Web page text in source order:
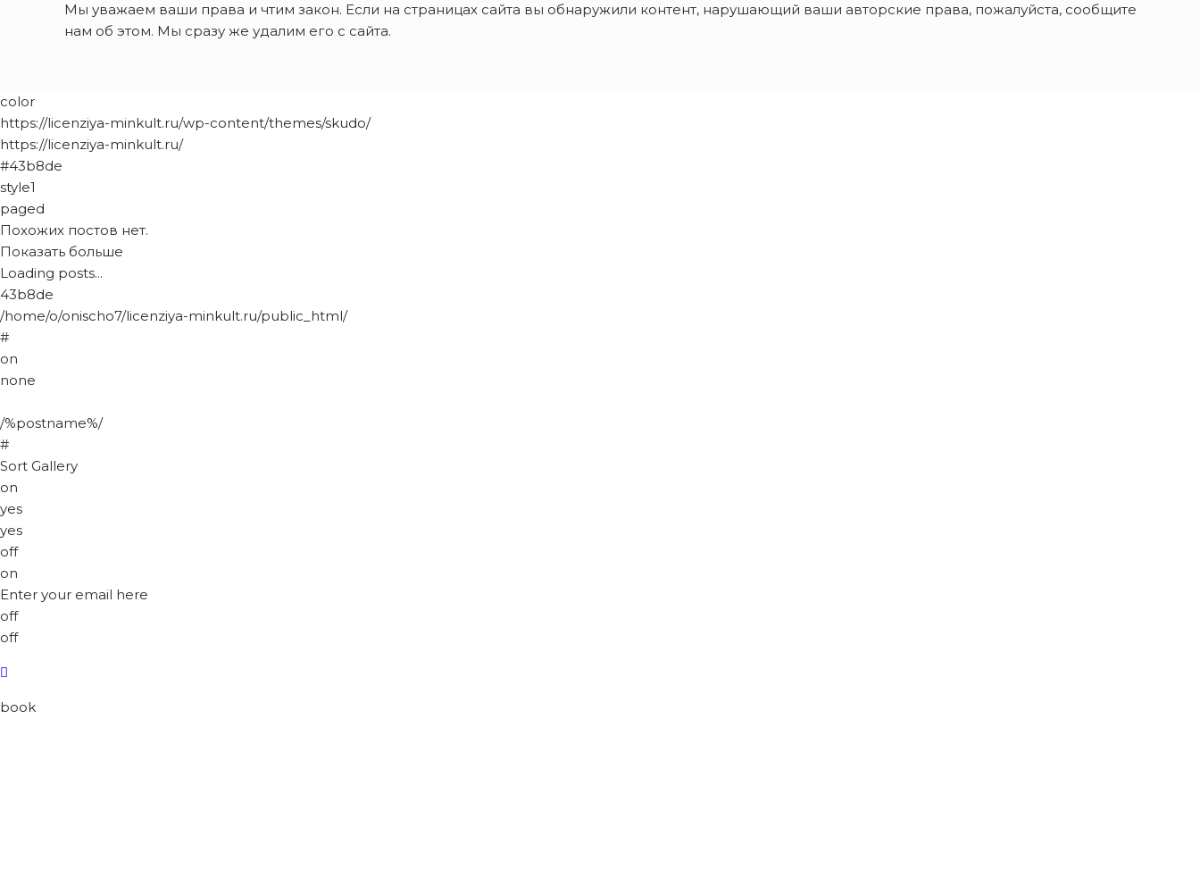
Мы уважаем ваши права и чтим закон. Если на страницах сайта вы обнаружили контент, нарушающий ваши авторские права, пожалуйста, сообщите
нам об этом. Мы сразу же удалим его с сайта.
color
https://licenziya-minkult.ru/wp-content/themes/skudo/
https://licenziya-minkult.ru/
#43b8de
style1
paged
Похожих постов нет.
Показать больше
Loading posts...
43b8de
/home/o/onischo7/licenziya-minkult.ru/public_html/
#
on
none
/%postname%/
#
Sort Gallery
on
yes
yes
off
on
Enter your email here
off
off
book